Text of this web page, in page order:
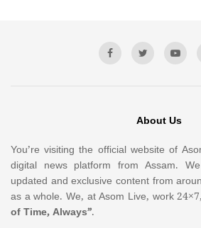
About Us
You’re visiting the official website of
digital news platform from Assam.
updated and exclusive content from
as a whole. We, at Asom Live, work
of Time, Always”.